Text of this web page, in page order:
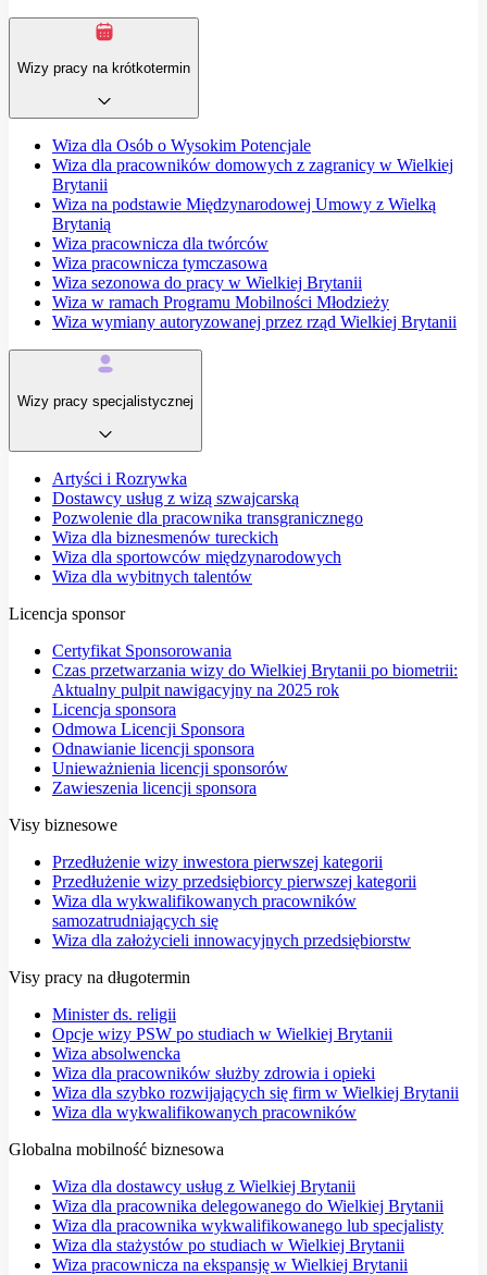
Wizy pracy na krótkotermin
Wiza dla Osób o Wysokim Potencjale
Wiza dla pracowników domowych z zagranicy w Wielkiej
Brytanii
Wiza na podstawie Międzynarodowej Umowy z Wielką
Brytanią
Wiza pracownicza dla twórców
Wiza pracownicza tymczasowa
Wiza sezonowa do pracy w Wielkiej Brytanii
Wiza w ramach Programu Mobilności Młodzieży
Wiza wymiany autoryzowanej przez rząd Wielkiej Brytanii
Wizy pracy specjalistycznej
Artyści i Rozrywka
Dostawcy usług z wizą szwajcarską
Pozwolenie dla pracownika transgranicznego
Wiza dla biznesmenów tureckich
Wiza dla sportowców międzynarodowych
Wiza dla wybitnych talentów
Licencja sponsor
Certyfikat Sponsorowania
Czas przetwarzania wizy do Wielkiej Brytanii po biometrii:
Aktualny pulpit nawigacyjny na 2025 rok
Licencja sponsora
Odmowa Licencji Sponsora
Odnawianie licencji sponsora
Unieważnienia licencji sponsorów
Zawieszenia licencji sponsora
Visy biznesowe
Przedłużenie wizy inwestora pierwszej kategorii
Przedłużenie wizy przedsiębiorcy pierwszej kategorii
Wiza dla wykwalifikowanych pracowników
samozatrudniających się
Wiza dla założycieli innowacyjnych przedsiębiorstw
Visy pracy na długotermin
Minister ds. religii
Opcje wizy PSW po studiach w Wielkiej Brytanii
Wiza absolwencka
Wiza dla pracowników służby zdrowia i opieki
Wiza dla szybko rozwijających się firm w Wielkiej Brytanii
Wiza dla wykwalifikowanych pracowników
Globalna mobilność biznesowa
Wiza dla dostawcy usług z Wielkiej Brytanii
Wiza dla pracownika delegowanego do Wielkiej Brytanii
Wiza dla pracownika wykwalifikowanego lub specjalisty
Wiza dla stażystów po studiach w Wielkiej Brytanii
Wiza pracownicza na ekspansję w Wielkiej Brytanii